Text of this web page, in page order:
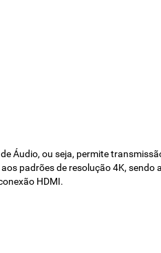
Áudio, ou seja, permite
padrões de resolução 4K,
HDMI.